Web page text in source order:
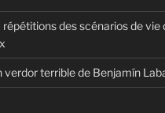
répétitions des scénarios de vie
verdor terrible de Benjamín